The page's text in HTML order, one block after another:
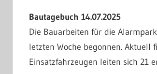
Bautagebuch 14.07.2025
Die Bauarbeiten für die
letzten Woche begonnen. Aktuell
Einsatzfahrzeugen leiten sich 21